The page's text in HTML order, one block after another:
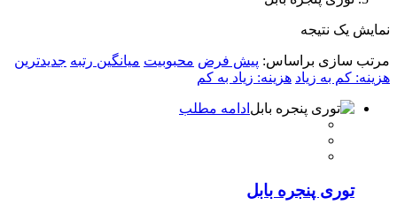
نمایش یک نتیجه
مرتب سازی براساس: پیش فرض محبوبیت میانگین رتبه جدیدترین
هزینه: کم به زیاد هزینه: زیاد به کم
ادامه مطلب
توری پنجره بابل